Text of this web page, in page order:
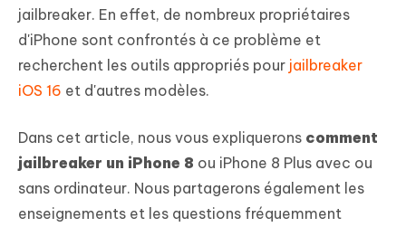
jailbreaker. En effet, de nombreux propriétaires
d'iPhone sont confrontés à ce problème et
recherchent les outils appropriés pour jailbreaker
iOS 16 et d'autres modèles.
Dans cet article, nous vous expliquerons comment
jailbreaker un iPhone 8 ou iPhone 8 Plus avec ou
sans ordinateur. Nous partagerons également les
enseignements et les questions fréquemment